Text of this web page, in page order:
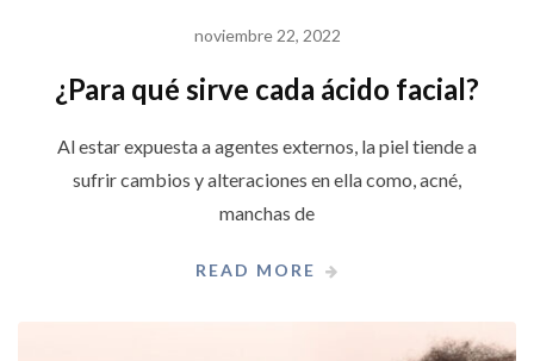
noviembre 22, 2022
¿Para qué sirve cada ácido facial?
Al estar expuesta a agentes externos, la piel tiende a
sufrir cambios y alteraciones en ella como, acné,
manchas de
READ MORE